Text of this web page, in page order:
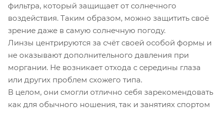
фильтра, который защищает от солнечного
воздействия. Таким образом, можно защитить своё
зрение даже в самую солнечную погоду.
Линзы центрируются за счёт своей особой формы и
не оказывают дополнительного давления при
моргании. Не возникает отхода с середины глаза
или других проблем схожего типа.
В целом, они смогли отлично себя зарекомендовать
как для обычного ношения, так и занятиях спортом